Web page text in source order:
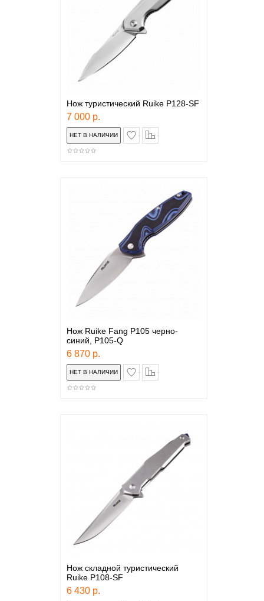
Нож туристический Ruike P128-SF
7 000 р.
в закладки
Нож Ruike Fang P105 черно-
синий, P105-Q
6 870 р.
в закладки
Нож складной туристический
Ruike P108-SF
6 430 р.